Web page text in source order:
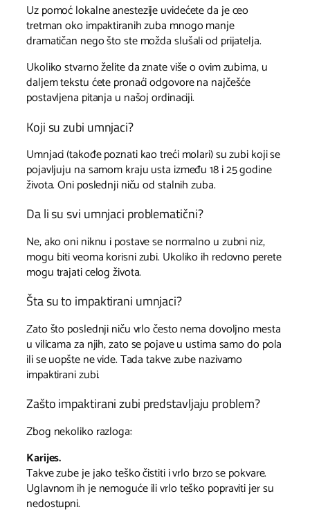
Uz pomoć lokalne anestezije uvidećete da je ceo
tretman oko impaktiranih zuba mnogo manje
dramatičan nego što ste možda slušali od prijatelja.
Ukoliko stvarno želite da znate više o ovim zubima, u
daljem tekstu ćete pronaći odgovore na najčešće
postavljena pitanja u našoj ordinaciji.
Koji su zubi umnjaci?
Umnjaci (takođe poznati kao treći molari) su zubi koji se
pojavljuju na samom kraju usta između 18 i 25 godine
života. Oni poslednji niču od stalnih zuba.
Da li su svi umnjaci problematični?
Ne, ako oni niknu i postave se normalno u zubni niz,
mogu biti veoma korisni zubi. Ukoliko ih redovno perete
mogu trajati celog života.
Šta su to impaktirani umnjaci?
Zato što poslednji niču vrlo često nema dovoljno mesta
u vilicama za njih, zato se pojave u ustima samo do pola
ili se uopšte ne vide. Tada takve zube nazivamo
impaktirani zubi.
Zašto impaktirani zubi predstavljaju problem?
Zbog nekoliko razloga:
Karijes.
Takve zube je jako teško čistiti i vrlo brzo se pokvare.
Uglavnom ih je nemoguće ili vrlo teško popraviti jer su
nedostupni.